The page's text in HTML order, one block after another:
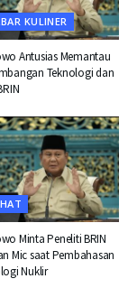
KULINER
Antusias Memantau
Teknologi dan
Minta Peneliti BRIN
Mic saat Pembahasan
Nuklir